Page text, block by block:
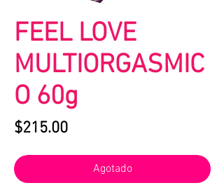
FEEL LOVE
MULTIORGASMIC
O 60g
$215.00Precio
Agotado